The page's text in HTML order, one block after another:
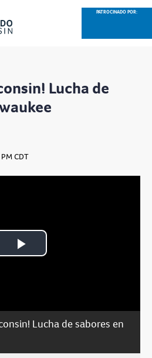
PATROCINADO POR:
Lucha de
CDT
Play
Lucha de sabores en